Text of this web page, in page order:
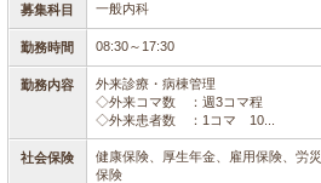
募集科目 一般内科
勤務時間 08:30～17:30
勤務内容
外来診療・病棟管理
◇外来コマ数 ：週3コマ程
◇外来患者数 ：1コマ 10...
社会保険
健康保険、厚生年金、雇用保険、労災
保険